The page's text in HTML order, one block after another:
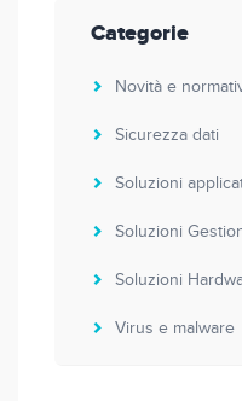
Categorie
Novità e
Sicurezza dati
Soluzioni
Soluzioni
Soluzioni
Virus e malware